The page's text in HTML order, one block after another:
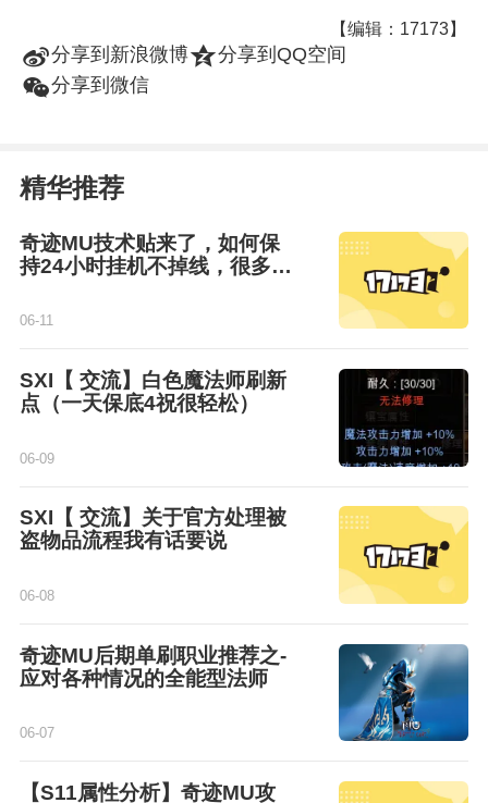
【编辑：17173】
t分享到新浪微博z分享到QQ空间
w分享到微信
精华推荐
奇迹MU技术贴来了，如何保
持24小时挂机不掉线，很多事
06-11
SXI【 交流】白色魔法师刷新
点（一天保底4祝很轻松）
06-09
SXI【 交流】关于官方处理被
盗物品流程我有话要说
06-08
奇迹MU后期单刷职业推荐之-
应对各种情况的全能型法师
06-07
【S11属性分析】奇迹MU攻